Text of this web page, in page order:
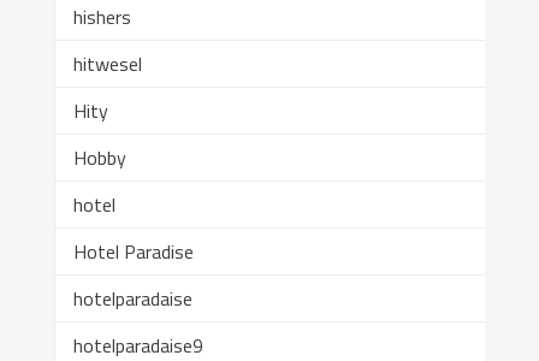
hishers
hitwesel
Hity
Hobby
hotel
Hotel Paradise
hotelparadaise
hotelparadaise9